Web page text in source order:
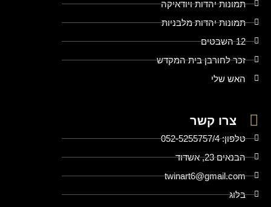
תמונות יהדות ויודאיקה
תמונות יהדות מלבניות
12 השבטים
זכר לחורבן בית המקדש
האש שלי
צרו קשר
טלפון: 052-5255757/4
הבנאים 23, אשדוד
twinart6@gmail.com
בלוג